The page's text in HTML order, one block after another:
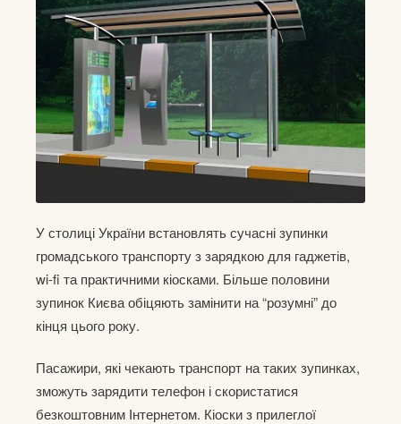
У столиці України встановлять сучасні зупинки
громадського транспорту з зарядкою для гаджетів,
wi-fi та практичними кіосками. Більше половини
зупинок Києва обіцяють замінити на “розумні” до
кінця цього року.
Пасажири, які чекають транспорт на таких зупинках,
зможуть зарядити телефон і скористатися
безкоштовним Інтернетом. Кіоски з прилеглої